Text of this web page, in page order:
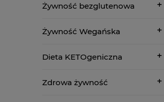
Żywność bezglutenowa
Żywność Wegańska
Dieta KETOgeniczna
Zdrowa żywność